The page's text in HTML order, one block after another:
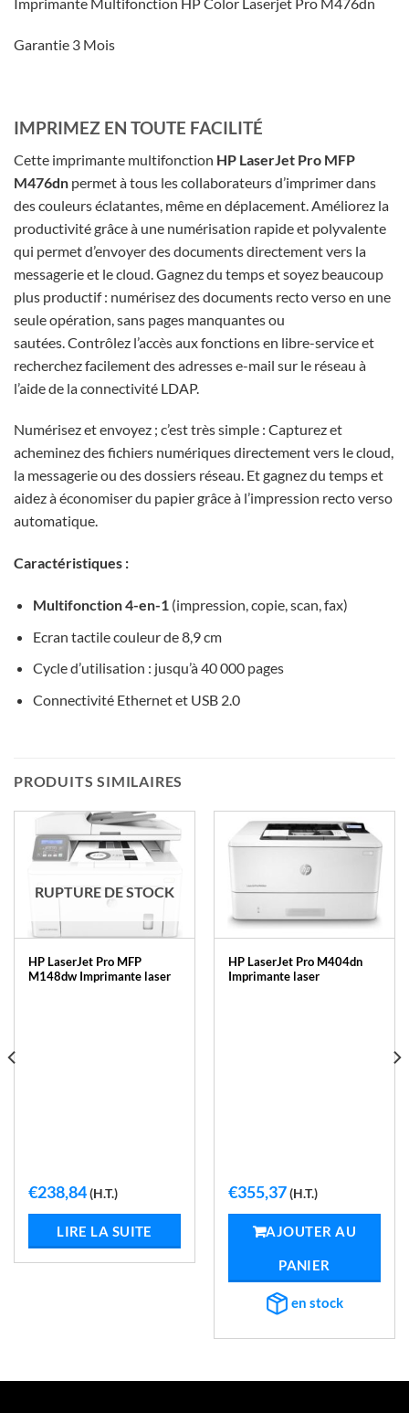
Garantie 3 Mois
IMPRIMEZ EN TOUTE FACILITÉ
Cette imprimante multifonction HP LaserJet Pro MFP
M476dn permet à tous les collaborateurs d’imprimer dans
des couleurs éclatantes, même en déplacement. Améliorez la
productivité grâce à une numérisation rapide et polyvalente
qui permet d’envoyer des documents directement vers la
messagerie et le cloud. Gagnez du temps et soyez beaucoup
plus productif : numérisez des documents recto verso en une
seule opération, sans pages manquantes ou
sautées. Contrôlez l’accès aux fonctions en libre-service et
recherchez facilement des adresses e-mail sur le réseau à
l’aide de la connectivité LDAP.
Numérisez et envoyez ; c’est très simple : Capturez et
acheminez des fichiers numériques directement vers le cloud,
la messagerie ou des dossiers réseau. Et gagnez du temps et
aidez à économiser du papier grâce à l’impression recto verso
automatique.
Caractéristiques :
Multifonction 4-en-1(impression, copie, scan, fax)
Ecran tactile couleur de 8,9 cm
Cycle d’utilisation : jusqu’à 40 000 pages
Connectivité Ethernet et USB 2.0
PRODUITS SIMILAIRES
RUPTURE DE STOCK
HP LaserJet Pro MFP
M148dw Imprimante laser
€238,84(H.T.)
LIRE LA SUITE
HP LaserJet Pro M404dn
Imprimante laser
€355,37(H.T.)
AJOUTER AU
PANIER
en stock